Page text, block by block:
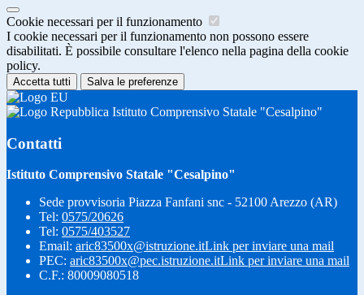
Cookie necessari per il funzionamento
I cookie necessari per il funzionamento non possono essere
disabilitati. È possibile consultare l'elenco nella pagina della cookie
policy.
Accetta tutti Salva le preferenze
Istituto Comprensivo Statale "Cesalpino"
Contatti
Istituto Comprensivo Statale "Cesalpino"
Sede provvisoria Piazza Fanfani snc - 52100 Arezzo (AR)
Tel: 0575/20626
Tel: 0575/403527
Email: aric83500x@istruzione.itLink per inviare una mail
PEC: aric83500x@pec.istruzione.itLink per inviare una mail
C.F.: 80009080518